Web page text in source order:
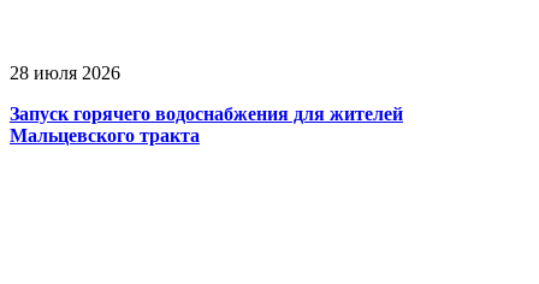
28 июля 2026
Запуск горячего водоснабжения для жителей
Мальцевского тракта